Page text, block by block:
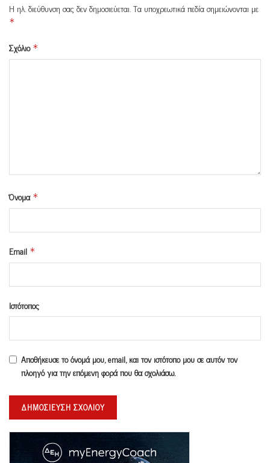
Η ηλ. διεύθυνση σας δεν δημοσιεύεται.Τα υποχρεωτικά πεδία σημειώνονται με
*
Σχόλιο *
Όνομα *
Email *
Ιστότοπος
Αποθήκευσε το όνομά μου, email, και τον ιστότοπο μου σε αυτόν τον
πλοηγό για την επόμενη φορά που θα σχολιάσω.